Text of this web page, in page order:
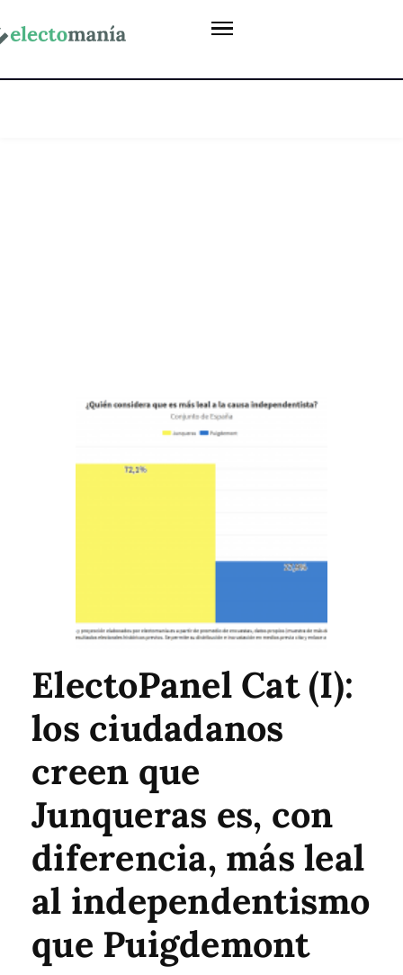
ElectoPanel Cat (I):
los ciudadanos
creen que
Junqueras es, con
diferencia, más leal
al independentismo
que Puigdemont